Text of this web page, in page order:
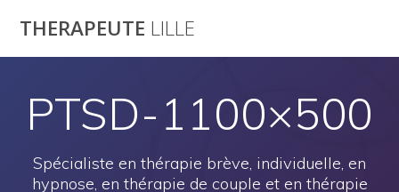
THERAPEUTE LILLE
PTSD-1100×500
Spécialiste en thérapie brève, individuelle, en
hypnose, en thérapie de couple et en thérapie